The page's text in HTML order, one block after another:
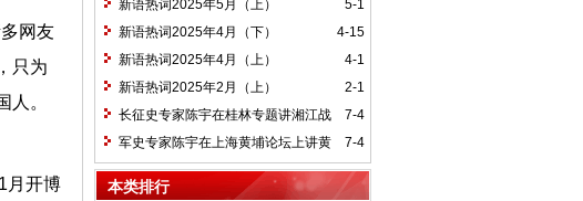
网友
只为
。
月开博
鉴赏》
5-1
新语热词2025年5月（上）
4-15
新语热词2025年4月（下）
4-1
新语热词2025年4月（上）
2-1
新语热词2025年2月（上）
7-4
长征史专家陈宇在桂林专题讲湘江战
役精神
7-4
军史专家陈宇在上海黄埔论坛上讲黄
埔精神与国家统一大业
本类排行